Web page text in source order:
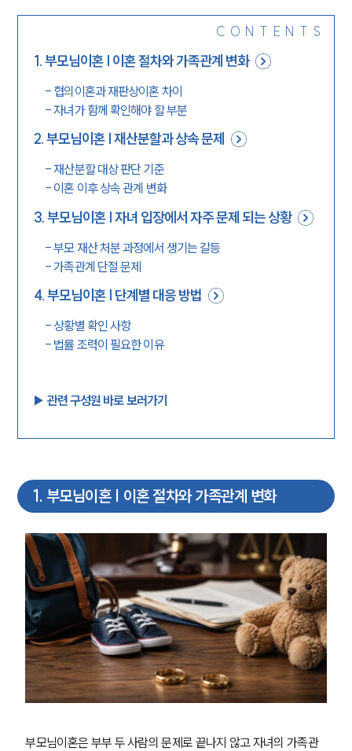
CONTENTS
1.부모님이혼 | 이혼 절차와 가족관계 변화
- 협의이혼과 재판상이혼 차이
-자녀가 함께 확인해야 할 부분
2.부모님이혼 | 재산분할과 상속 문제
- 재산분할 대상 판단 기준
- 이혼 이후 상속 관계 변화
3.부모님이혼 | 자녀 입장에서 자주 문제 되는 상황
-부모 재산 처분 과정에서 생기는 갈등
-가족관계 단절 문제
4.부모님이혼 | 단계별 대응 방법
- 상황별 확인 사항
- 법률 조력이 필요한 이유
▶︎ 관련 구성원 바로 보러가기
1. 부모님이혼 | 이혼 절차와 가족관계 변화
부모님이혼은 부부 두 사람의 문제로 끝나지 않고 자녀의 가족관